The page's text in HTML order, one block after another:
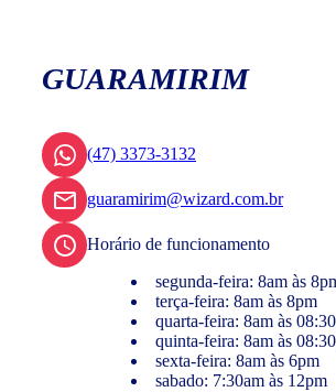
GUARAMIRIM
(47) 3373-3132
guaramirim@wizard.com.br
Horário de funcionamento
segunda-feira: 8am às
terça-feira: 8am às 8pm
quarta-feira: 8am às
quinta-feira: 8am às
sexta-feira: 8am às 6pm
sabado: 7:30am às 12pm